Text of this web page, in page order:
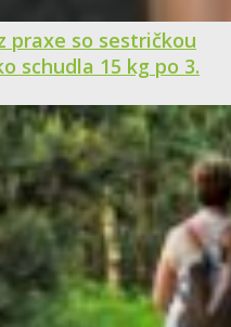
praxe so sestričkou
schudla 15 kg po 3.